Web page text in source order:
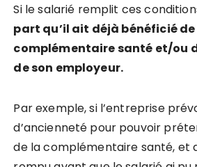
Si le salarié remplit ces
part qu’il ait déjà bénéficié
complémentaire santé et/ou
de son employeur.
Par exemple, si l’entreprise
d’ancienneté pour pouvoir
de la complémentaire santé, et